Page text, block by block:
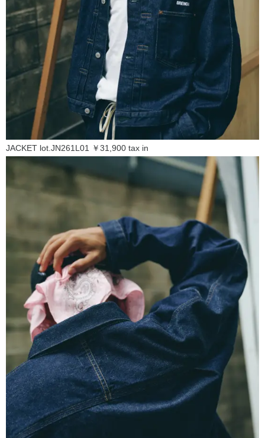
JACKET lot.JN261L01 ￥31,900 tax in